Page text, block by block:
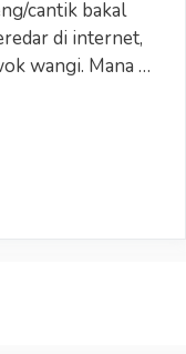
cantik bakal
di internet,
wangi. Mana …